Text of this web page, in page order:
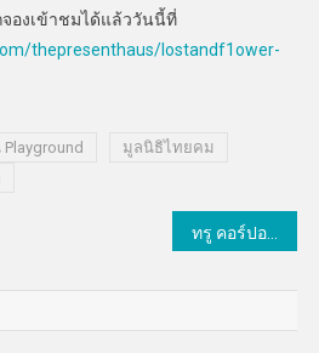
องเข้าชมได้แล้ววันนี้ที่
thepresenthaus/lostandf1ower-
มูลนิธิไทยคม